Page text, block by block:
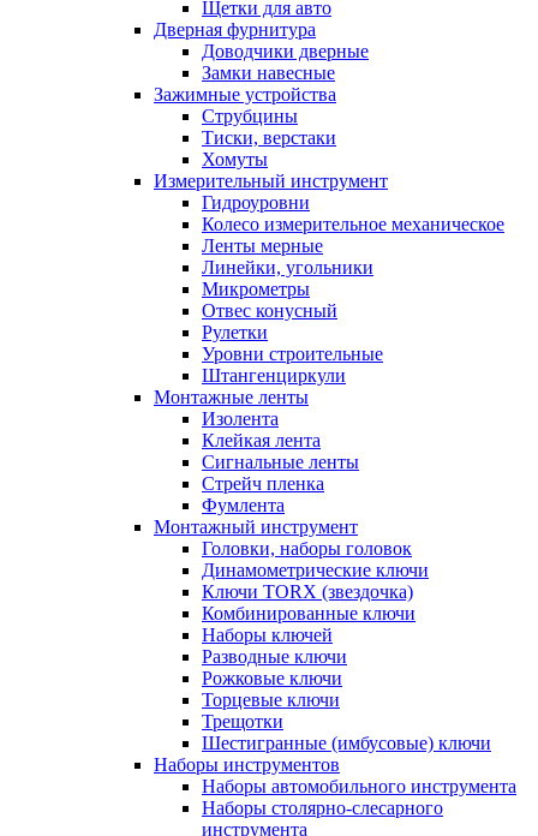
Щетки для авто
Дверная фурнитура
Доводчики дверные
Замки навесные
Зажимные устройства
Струбцины
Тиски, верстаки
Хомуты
Измерительный инструмент
Гидроуровни
Колесо измерительное механическое
Ленты мерные
Линейки, угольники
Микрометры
Отвес конусный
Рулетки
Уровни строительные
Штангенциркули
Монтажные ленты
Изолента
Клейкая лента
Сигнальные ленты
Стрейч пленка
Фумлента
Монтажный инструмент
Головки, наборы головок
Динамометрические ключи
Ключи TORX (звездочка)
Комбинированные ключи
Наборы ключей
Разводные ключи
Рожковые ключи
Торцевые ключи
Трещотки
Шестигранные (имбусовые) ключи
Наборы инструментов
Наборы автомобильного инструмента
Наборы столярно-слесарного
инструмента